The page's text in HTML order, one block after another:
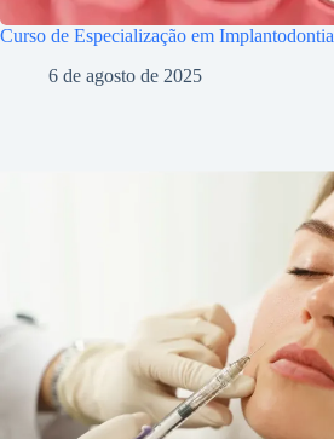
Curso de Especialização em Implantodontia
6 de agosto de 2025